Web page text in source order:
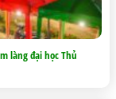
làng đại học Thủ